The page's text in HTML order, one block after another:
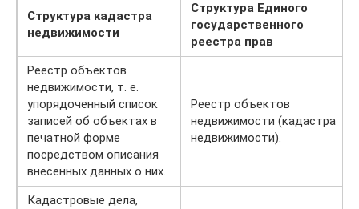
Структура кадастра
недвижимости
Структура Единого
государственного
реестра прав
Реестр объектов
недвижимости, т. е.
упорядоченный список
записей об объектах в
печатной форме
посредством описания
внесенных данных о них.
Реестр объектов
недвижимости (кадастра
недвижимости).
Кадастровые дела,